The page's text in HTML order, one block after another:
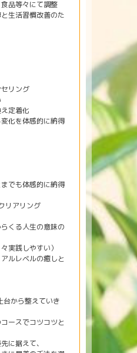
品等々にて調整
生活習慣改善のた
リング
定着化
化を体感的に納得
でも体感的に納得
リアリング
くる人生の意味の
実践しやすい）
ルレベルの癒しと
から整えていき
ースでコツコツと
に据えて、